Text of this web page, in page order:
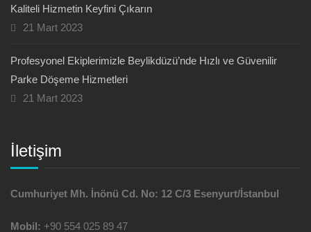
Kaliteli Hizmetin Keyfini Çıkarın
21 Mart 2023
Profesyonel Ekiplerimizle Beylikdüzü’nde Hızlı ve Güvenilir
Parke Döşeme Hizmetleri
21 Mart 2023
İletişim
Cumhuriyet Mh. İnönü Cd. No: 12 C/3 Esenyurt/İstanbul
Mobil: +90 554 025 89 47